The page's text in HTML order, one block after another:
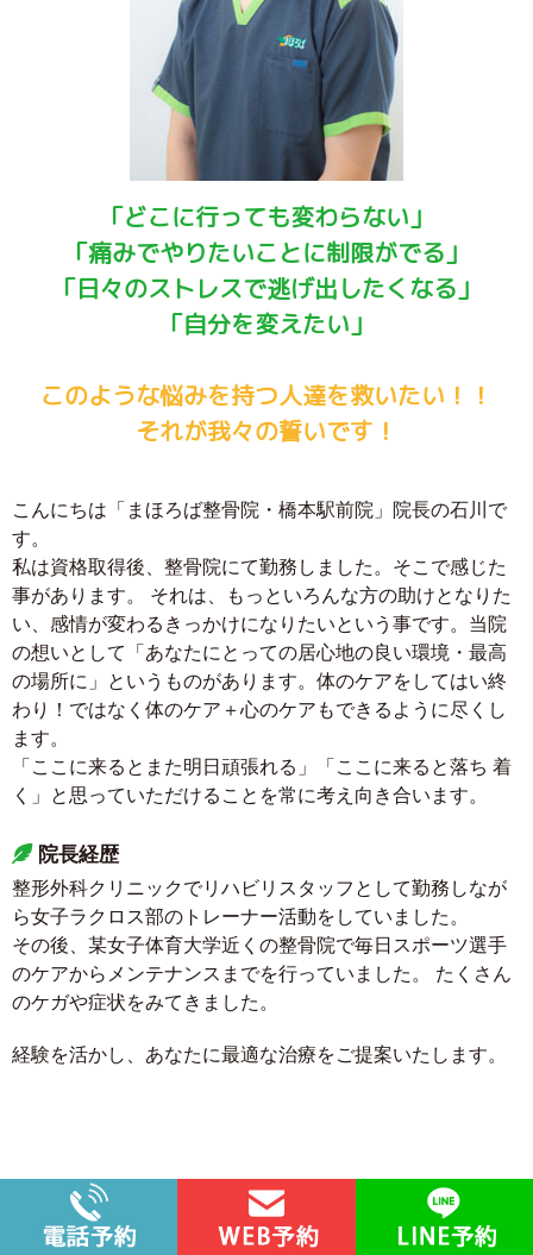
「どこに行っても変わらない」
「痛みでやりたいことに制限がでる」
「日々のストレスで逃げ出したくなる」
「自分を変えたい」
このような悩みを持つ人達を救いたい！！
それが我々の誓いです！
こんにちは「まほろば整骨院・橋本駅前院」院長の石川で
す。
私は資格取得後、整骨院にて勤務しました。そこで感じた
事があります。 それは、もっといろんな方の助けとなりた
い、感情が変わるきっかけになりたいという事です。当院
の想いとして「あなたにとっての居心地の良い環境・最高
の場所に」というものがあります。体のケアをしてはい終
わり！ではなく体のケア＋心のケアもできるように尽くし
ます。
「ここに来るとまた明日頑張れる」「ここに来ると落ち 着
く」と思っていただけることを常に考え向き合います。
院長経歴
整形外科クリニックでリハビリスタッフとして勤務しなが
ら女子ラクロス部のトレーナー活動をしていました。
その後、某女子体育大学近くの整骨院で毎日スポーツ選手
のケアからメンテナンスまでを行っていました。 たくさん
のケガや症状をみてきました。
経験を活かし、あなたに最適な治療をご提案いたします。